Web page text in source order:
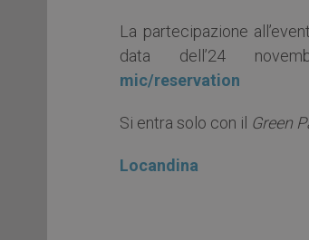
La partecipazione
data dell’24
mic/reservation
Si entra solo con il Green
Locandina